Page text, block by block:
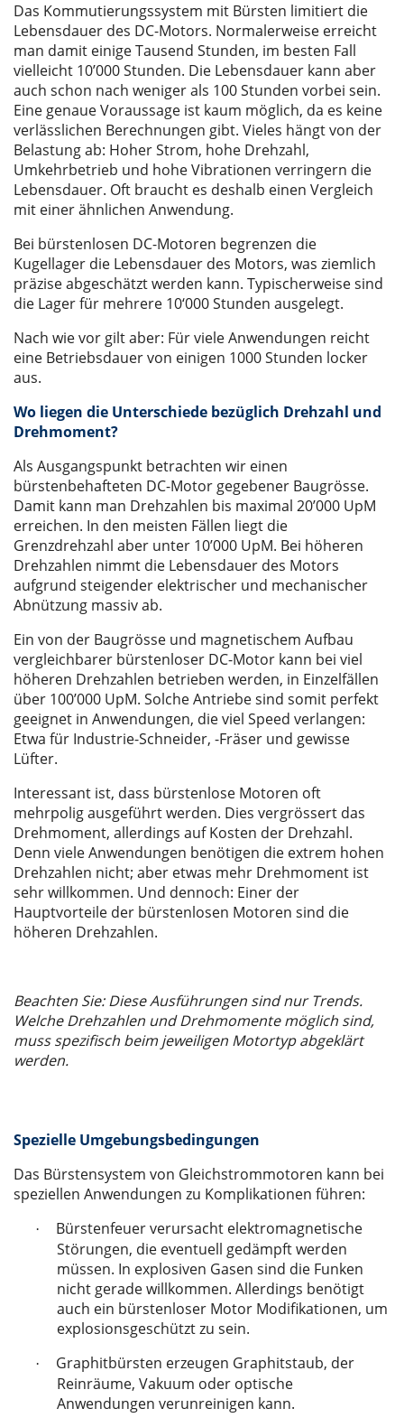
Das Kommutierungssystem mit Bürsten limitiert die
Lebensdauer des DC-Motors. Normalerweise erreicht
man damit einige Tausend Stunden, im besten Fall
vielleicht 10’000 Stunden. Die Lebensdauer kann aber
auch schon nach weniger als 100 Stunden vorbei sein.
Eine genaue Voraussage ist kaum möglich, da es keine
verlässlichen Berechnungen gibt. Vieles hängt von der
Belastung ab: Hoher Strom, hohe Drehzahl,
Umkehrbetrieb und hohe Vibrationen verringern die
Lebensdauer. Oft braucht es deshalb einen Vergleich
mit einer ähnlichen Anwendung.
Bei bürstenlosen DC-Motoren begrenzen die
Kugellager die Lebensdauer des Motors, was ziemlich
präzise abgeschätzt werden kann. Typischerweise sind
die Lager für mehrere 10‘000 Stunden ausgelegt.
Nach wie vor gilt aber: Für viele Anwendungen reicht
eine Betriebsdauer von einigen 1000 Stunden locker
aus.
Wo liegen die Unterschiede bezüglich Drehzahl und
Drehmoment?
Als Ausgangspunkt betrachten wir einen
bürstenbehafteten DC-Motor gegebener Baugrösse.
Damit kann man Drehzahlen bis maximal 20’000 UpM
erreichen. In den meisten Fällen liegt die
Grenzdrehzahl aber unter 10’000 UpM. Bei höheren
Drehzahlen nimmt die Lebensdauer des Motors
aufgrund steigender elektrischer und mechanischer
Abnützung massiv ab.
Ein von der Baugrösse und magnetischem Aufbau
vergleichbarer bürstenloser DC-Motor kann bei viel
höheren Drehzahlen betrieben werden, in Einzelfällen
über 100’000 UpM. Solche Antriebe sind somit perfekt
geeignet in Anwendungen, die viel Speed verlangen:
Etwa für Industrie-Schneider, -Fräser und gewisse
Lüfter.
Interessant ist, dass bürstenlose Motoren oft
mehrpolig ausgeführt werden. Dies vergrössert das
Drehmoment, allerdings auf Kosten der Drehzahl.
Denn viele Anwendungen benötigen die extrem hohen
Drehzahlen nicht; aber etwas mehr Drehmoment ist
sehr willkommen. Und dennoch: Einer der
Hauptvorteile der bürstenlosen Motoren sind die
höheren Drehzahlen.
Beachten Sie: Diese Ausführungen sind nur Trends.
Welche Drehzahlen und Drehmomente möglich sind,
muss spezifisch beim jeweiligen Motortyp abgeklärt
werden.
Spezielle Umgebungsbedingungen
Das Bürstensystem von Gleichstrommotoren kann bei
speziellen Anwendungen zu Komplikationen führen:
·
Bürstenfeuer verursacht elektromagnetische
Störungen, die eventuell gedämpft werden
müssen. In explosiven Gasen sind die Funken
nicht gerade willkommen. Allerdings benötigt
auch ein bürstenloser Motor Modifikationen, um
explosionsgeschützt zu sein.
·
Graphitbürsten erzeugen Graphitstaub, der
Reinräume, Vakuum oder optische
Anwendungen verunreinigen kann.